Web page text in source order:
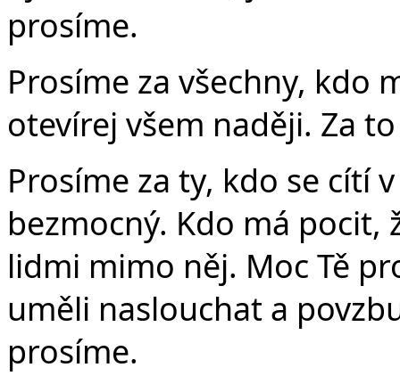
prosíme.
Prosíme za všechny, kdo
otevírej všem naději. Za
Prosíme za ty, kdo se cítí
bezmocný. Kdo má pocit,
lidmi mimo něj. Moc Tě
uměli naslouchat a
prosíme.